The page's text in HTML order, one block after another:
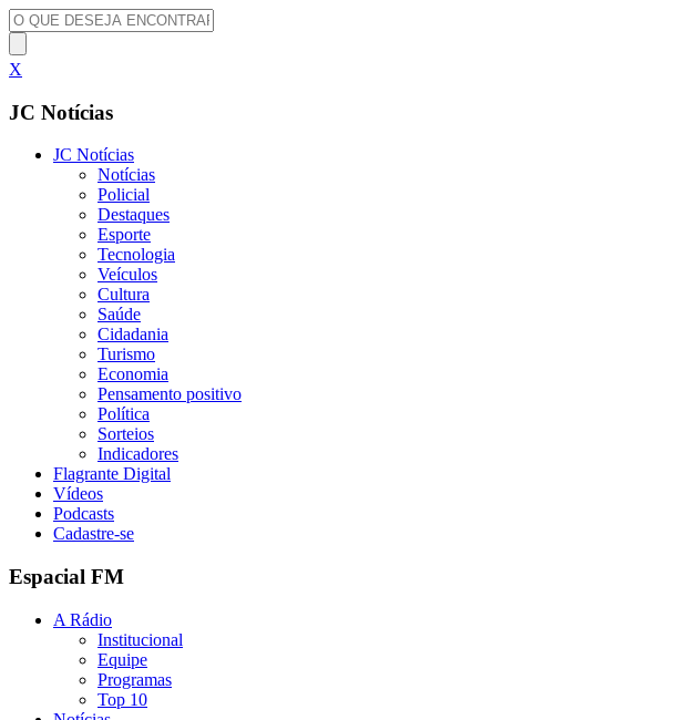
X
JC Notícias
JC Notícias
Notícias
Policial
Destaques
Esporte
Tecnologia
Veículos
Cultura
Saúde
Cidadania
Turismo
Economia
Pensamento positivo
Política
Sorteios
Indicadores
Flagrante Digital
Vídeos
Podcasts
Cadastre-se
Espacial FM
A Rádio
Institucional
Equipe
Programas
Top 10